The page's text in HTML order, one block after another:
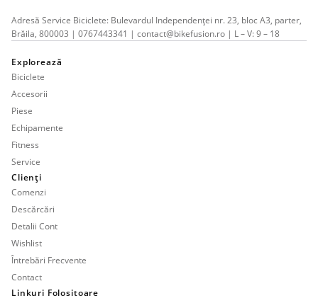
Adresă Service Biciclete: Bulevardul Independenței nr. 23, bloc A3, parter,
Brăila, 800003 | 0767443341 | contact@bikefusion.ro | L – V: 9 – 18
Explorează
Biciclete
Accesorii
Piese
Echipamente
Fitness
Service
Clienți
Comenzi
Descărcări
Detalii Cont
Wishlist
Întrebări Frecvente
Contact
Linkuri Folositoare